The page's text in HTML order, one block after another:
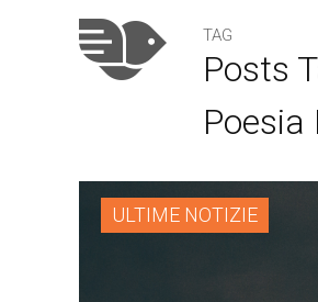
TAG
Posts
Poesia
ULTIME NOTIZIE